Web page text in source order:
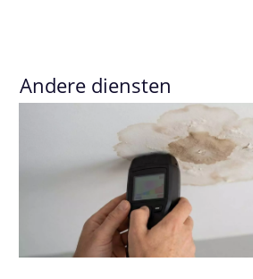
Andere diensten